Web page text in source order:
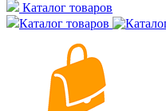
Каталог товаров
Каталог товаров